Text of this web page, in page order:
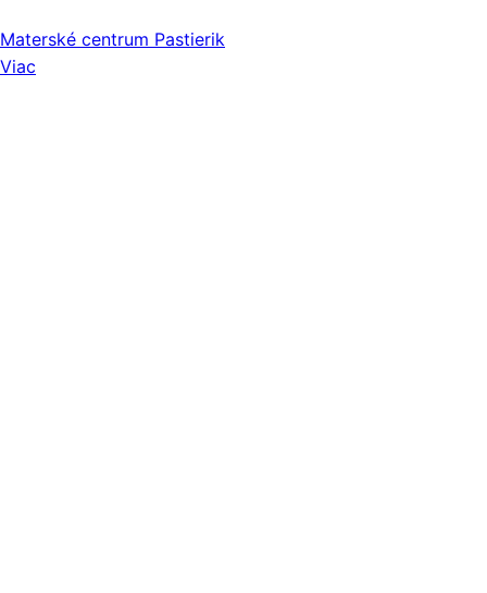
Materské centrum Pastierik
Viac